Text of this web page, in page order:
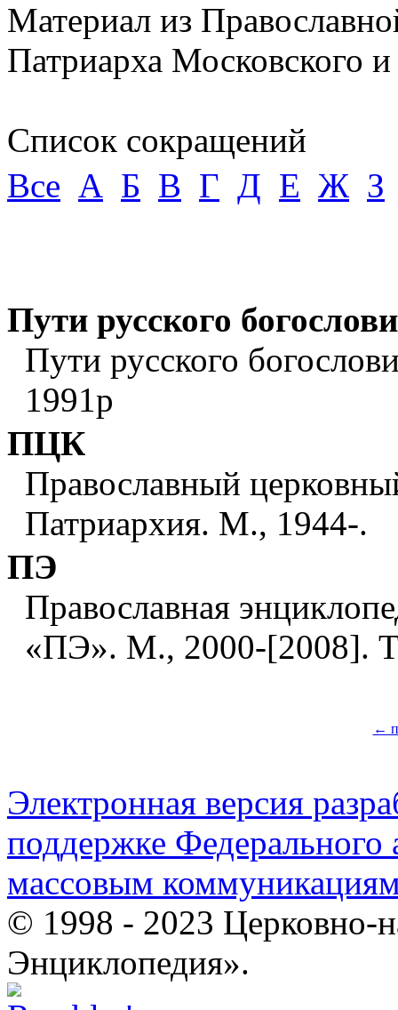
Материал из
Патриарха Московского
Список сокращений
Все А Б В Г Д Е Ж З
Пути русского
Пути русского
1991р
ПЦК
Православный
Патриархия. М., 1944-.
ПЭ
Православная
«ПЭ». М., 2000-[2008].
←
Электронная версия
поддержке Федерального
массовым
© 1998 - 2023 Церковно-
Энциклопедия».